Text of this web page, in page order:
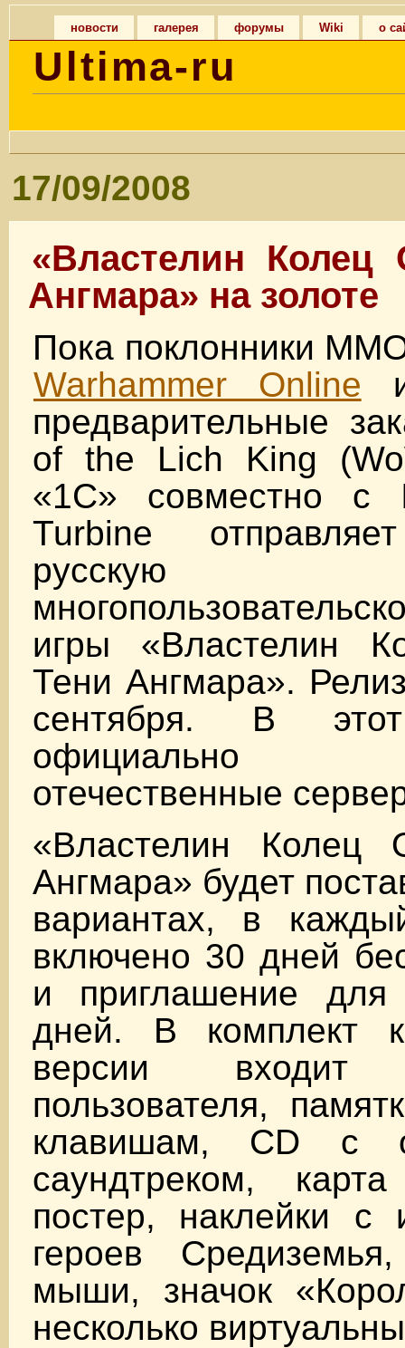
новости галерея форумы Wiki о
Ultima-ru
17/09/2008
«Властелин Колец
Ангмара» на золоте
Пока поклонники
Warhammer Online
предварительные
of the Lich King
«1С» совместно с
Turbine
русскую
игры «Властелин
Тени Ангмара».
сентября. В
официально
отечественные
«Властелин Колец
Ангмара» будет
вариантах, в
включено 30 дней
и приглашение
дней. В комплект
версии входит
пользователя,
клавишам, CD с
саундтреком,
постер, наклейки с
героев
мыши, значок
несколько